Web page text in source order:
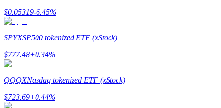
$0.05319-6.45%
SPYXSP500 tokenized ETF (xStock)
$777.48+0.34%
QQQXNasdaq tokenized ETF (xStock)
$723.69+0.44%